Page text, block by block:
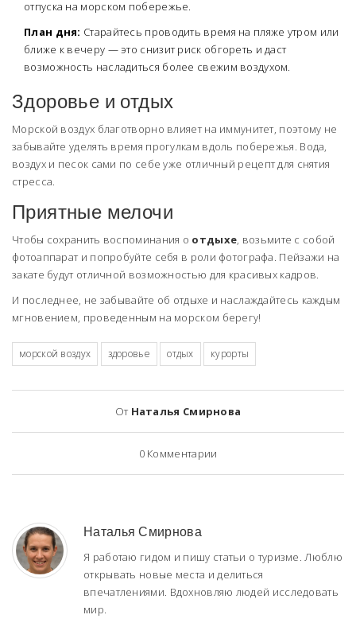
отпуска на морском побережье.
План дня: Старайтесь проводить время на пляже утром или
ближе к вечеру — это снизит риск обгореть и даст
возможность насладиться более свежим воздухом.
Здоровье и отдых
Морской воздух благотворно влияет на иммунитет, поэтому не
забывайте уделять время прогулкам вдоль побережья. Вода,
воздух и песок сами по себе уже отличный рецепт для снятия
стресса.
Приятные мелочи
Чтобы сохранить воспоминания о отдыхе, возьмите с собой
фотоаппарат и попробуйте себя в роли фотографа. Пейзажи на
закате будут отличной возможностью для красивых кадров.
И последнее, не забывайте об отдыхе и наслаждайтесь каждым
мгновением, проведенным на морском берегу!
морской воздух здоровье отдых курорты
От Наталья Смирнова
0Комментарии
Наталья Смирнова
Я работаю гидом и пишу статьи о туризме. Люблю
открывать новые места и делиться
впечатлениями. Вдохновляю людей исследовать
мир.